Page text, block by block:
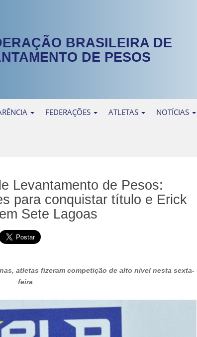
BRASILEIRA DE
DE PESOS
FEDERAÇÕES ATLETAS NOTÍCIAS
Levantamento de Pesos:
para conquistar título e Erick
Sete Lagoas
atletas fizeram competição de alto nível nesta sexta-
feira